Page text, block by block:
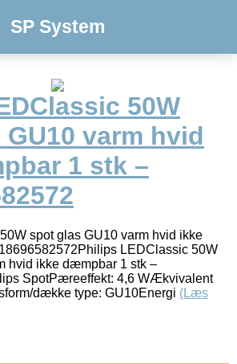
SP System
50W
varm hvid
1 stk –
spot glas GU10 varm hvid ikke
LEDClassic 50W
hvid ikke dæmpbar 1 stk –
SpotPæreeffekt: 4,6 WÆkvivalent
dække type: GU10Energi (Læs